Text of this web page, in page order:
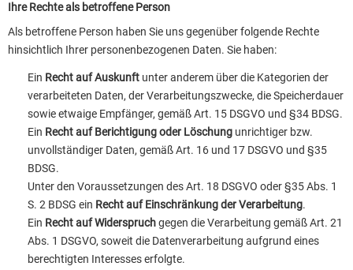
Ihre Rechte als betroffene Person
Als betroffene Person haben Sie uns gegenüber folgende Rechte
hinsichtlich Ihrer personenbezogenen Daten. Sie haben:
Ein Recht auf Auskunft unter anderem über die Kategorien der
verarbeiteten Daten, der Verarbeitungszwecke, die Speicherdauer
sowie etwaige Empfänger, gemäß Art. 15 DSGVO und §34 BDSG.
Ein Recht auf Berichtigung oder Löschung unrichtiger bzw.
unvollständiger Daten, gemäß Art. 16 und 17 DSGVO und §35
BDSG.
Unter den Voraussetzungen des Art. 18 DSGVO oder §35 Abs. 1
S. 2 BDSG ein Recht auf Einschränkung der Verarbeitung.
Ein Recht auf Widerspruchgegen die Verarbeitung gemäß Art. 21
Abs. 1 DSGVO, soweit die Datenverarbeitung aufgrund eines
berechtigten Interesses erfolgte.